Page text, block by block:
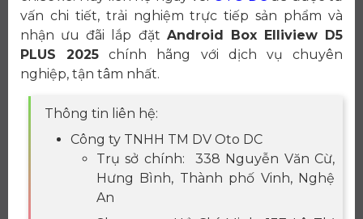
vấn chi tiết, trải nghiệm trực tiếp sản phẩm và
nhận ưu đãi lắp đặt Android Box Elliview D5
PLUS 2025 chính hãng với dịch vụ chuyên
nghiệp, tận tâm nhất.
Thông tin liên hệ:
Công ty TNHH TM DV Oto DC
Trụ sở chính: 338 Nguyễn Văn Cừ,
Hưng Bình, Thành phố Vinh, Nghệ
An